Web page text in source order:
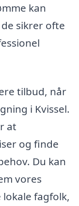
kan
sikrer ofte
tilbud, når
i Kvissel.
at
og finde
Du kan
vores
fagfolk,